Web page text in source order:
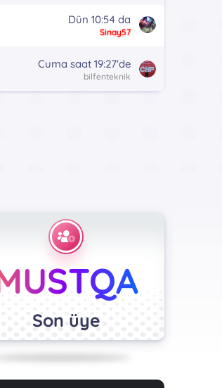
Dün 10:54 da
Sinay57
Cuma saat 19:27'de
bilfenteknik
Son üye